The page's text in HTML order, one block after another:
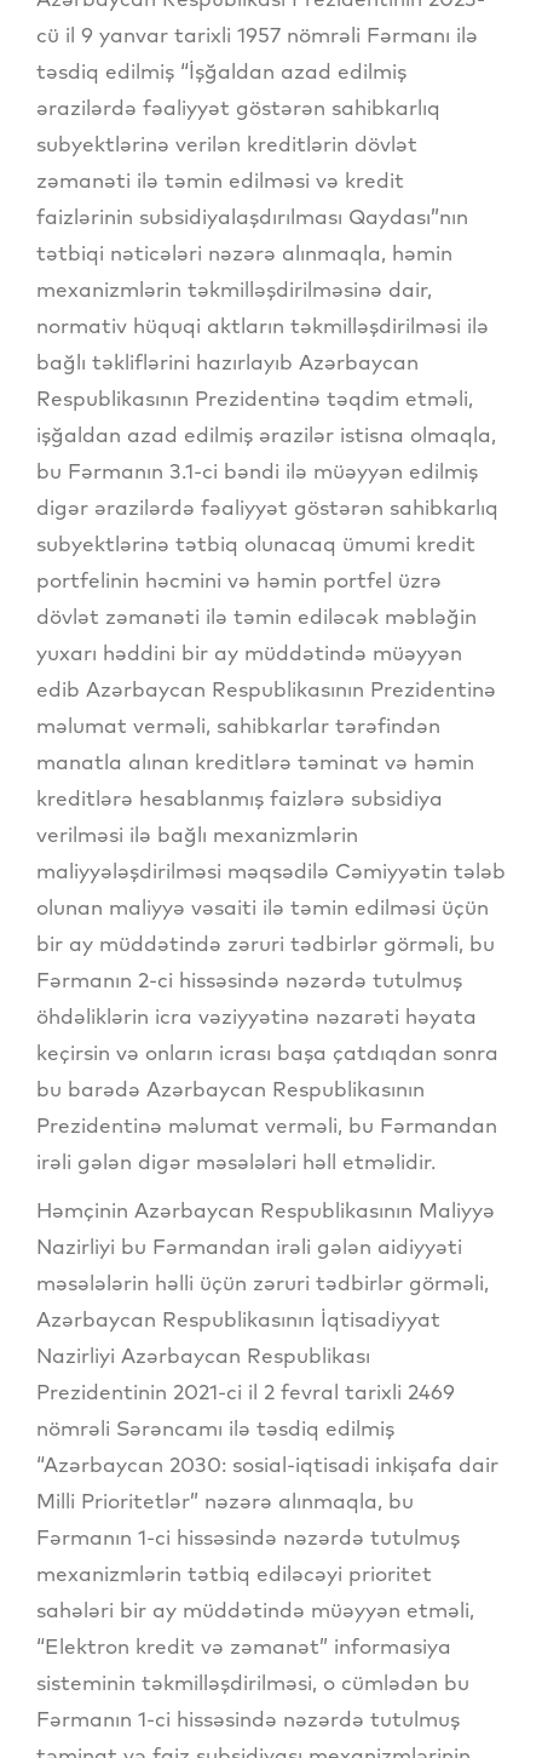
cü il 9 yanvar tarixli 1957 nömrəli Fərmanı ilə
təsdiq edilmiş “İşğaldan azad edilmiş
ərazilərdə fəaliyyət göstərən sahibkarlıq
subyektlərinə verilən kreditlərin dövlət
zəmanəti ilə təmin edilməsi və kredit
faizlərinin subsidiyalaşdırılması Qaydası”nın
tətbiqi nəticələri nəzərə alınmaqla, həmin
mexanizmlərin təkmilləşdirilməsinə dair,
normativ hüquqi aktların təkmilləşdirilməsi ilə
bağlı təkliflərini hazırlayıb Azərbaycan
Respublikasının Prezidentinə təqdim etməli,
işğaldan azad edilmiş ərazilər istisna olmaqla,
bu Fərmanın 3.1-ci bəndi ilə müəyyən edilmiş
digər ərazilərdə fəaliyyət göstərən sahibkarlıq
subyektlərinə tətbiq olunacaq ümumi kredit
portfelinin həcmini və həmin portfel üzrə
dövlət zəmanəti ilə təmin ediləcək məbləğin
yuxarı həddini bir ay müddətində müəyyən
edib Azərbaycan Respublikasının Prezidentinə
məlumat verməli, sahibkarlar tərəfindən
manatla alınan kreditlərə təminat və həmin
kreditlərə hesablanmış faizlərə subsidiya
verilməsi ilə bağlı mexanizmlərin
maliyyələşdirilməsi məqsədilə Cəmiyyətin tələb
olunan maliyyə vəsaiti ilə təmin edilməsi üçün
bir ay müddətində zəruri tədbirlər görməli, bu
Fərmanın 2-ci hissəsində nəzərdə tutulmuş
öhdəliklərin icra vəziyyətinə nəzarəti həyata
keçirsin və onların icrası başa çatdıqdan sonra
bu barədə Azərbaycan Respublikasının
Prezidentinə məlumat verməli, bu Fərmandan
irəli gələn digər məsələləri həll etməlidir.
Həmçinin Azərbaycan Respublikasının Maliyyə
Nazirliyi bu Fərmandan irəli gələn aidiyyəti
məsələlərin həlli üçün zəruri tədbirlər görməli,
Azərbaycan Respublikasının İqtisadiyyat
Nazirliyi Azərbaycan Respublikası
Prezidentinin 2021-ci il 2 fevral tarixli 2469
nömrəli Sərəncamı ilə təsdiq edilmiş
“Azərbaycan 2030: sosial-iqtisadi inkişafa dair
Milli Prioritetlər” nəzərə alınmaqla, bu
Fərmanın 1-ci hissəsində nəzərdə tutulmuş
mexanizmlərin tətbiq ediləcəyi prioritet
sahələri bir ay müddətində müəyyən etməli,
“Elektron kredit və zəmanət” informasiya
sisteminin təkmilləşdirilməsi, o cümlədən bu
Fərmanın 1-ci hissəsində nəzərdə tutulmuş